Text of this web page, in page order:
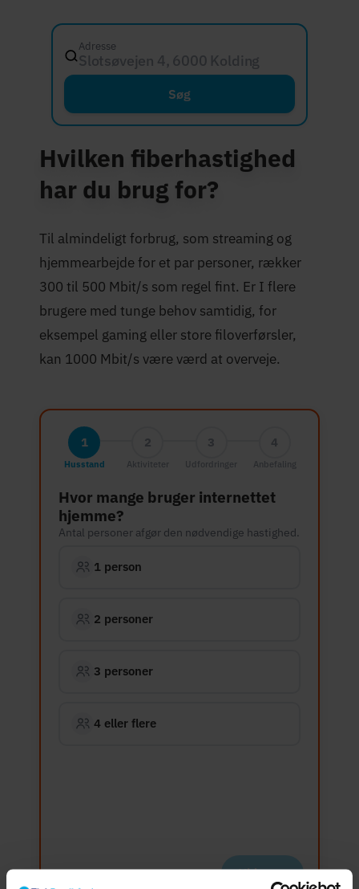
Adresse
Slotsøvejen 4, 6000 Kolding
Søg
Hvilken fiberhastighed
har du brug for?
Til almindeligt forbrug, som streaming og
hjemmearbejde for et par personer, rækker
300 til 500 Mbit/s som regel fint. Er I flere
brugere med tunge behov samtidig, for
eksempel gaming eller store filoverførsler,
kan 1000 Mbit/s være værd at overveje.
1
Husstand
2
Aktiviteter
3
Udfordringer
4
Anbefaling
Hvor mange bruger internettet
hjemme?
Antal personer afgør den nødvendige hastighed.
1 person
2 personer
3 personer
4 eller flere
Videre